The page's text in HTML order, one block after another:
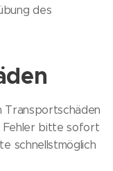
des
Transportschäden
Fehler bitte sofort
schnellstmöglich